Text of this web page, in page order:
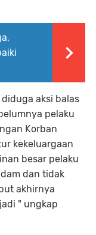
aksi balas
pelaku
Korban
kekeluargaan
besar pelaku
dan tidak
akhirnya
" ungkap